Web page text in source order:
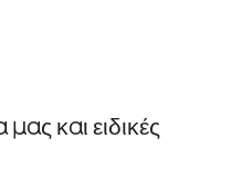
και ειδικές